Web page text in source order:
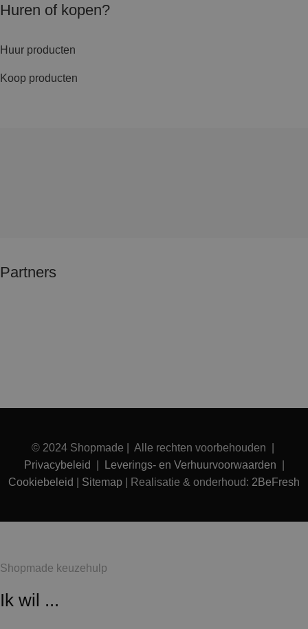
Huren of kopen?
Huur producten
Koop producten
Partners
© 2024 Shopmade | Alle rechten voorbehouden |
Privacybeleid
Leverings- en Verhuurvoorwaarden
Cookiebeleid
Sitemap | Realisatie & onderhoud: 2BeFresh
Shopmade keuzehulp
Ik wil ...